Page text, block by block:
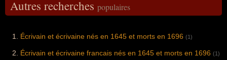
Autres recherches populaires
Écrivain et écrivaine nés en 1645 et morts en 1696 (1)
Écrivain et écrivaine francais nés en 1645 et morts en 1696 (1)